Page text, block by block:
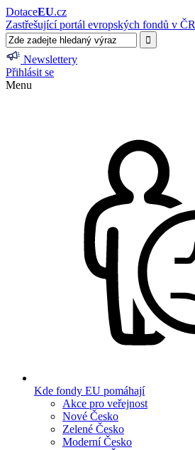
DotaceEU.cz
Zastřešující portál evropských fondů v ČR
Newslettery
Přihlásit se
Menu
Kde fondy EU pomáhají
Akce pro veřejnost
Nové Česko
Zelené Česko
Moderní Česko